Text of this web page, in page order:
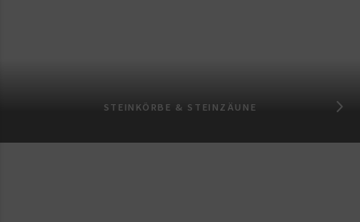
STEINKÖRBE & STEINZÄUNE